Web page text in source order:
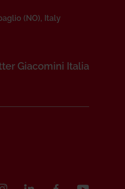
(NO), Italy
Giacomini Italia